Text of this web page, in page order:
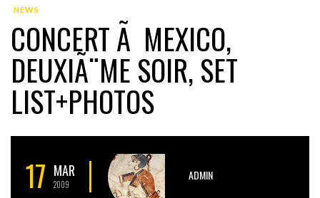
NEWS
CONCERT Ã MEXICO,
DEUXIÃ¨ME SOIR, SET
LIST+PHOTOS
17 MAR
2009
ADMIN